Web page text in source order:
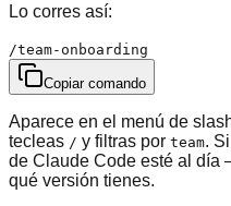
Lo corres así:
/team-onboarding
Copiar comando
Aparece en el menú de
tecleas / y filtras por team.
de Claude Code esté al día
qué versión tienes.